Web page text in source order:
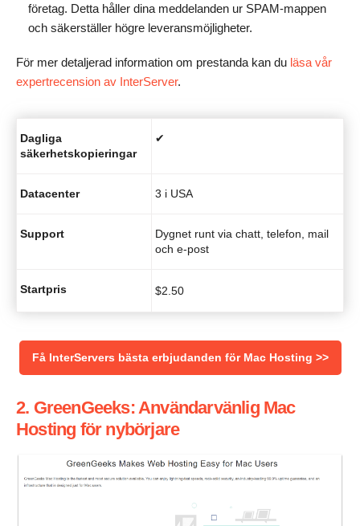
företag. Detta håller dina meddelanden ur SPAM-mappen
och säkerställer högre leveransmöjligheter.
För mer detaljerad information om prestanda kan du läsa vår
expertrecension av InterServer.
Dagliga
säkerhetskopieringar
✔
Datacenter 3 i USA
Support
Dygnet runt via chatt, telefon, mail
och e-post
Startpris $2.50
Få InterServers bästa erbjudanden för Mac Hosting >>
2. GreenGeeks: Användarvänlig Mac
Hosting för nybörjare